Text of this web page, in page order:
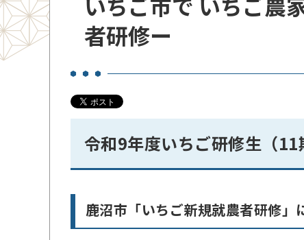
者研修ー
令和9年度いちご研修生（11
鹿沼市「いちご新規就農者研修」